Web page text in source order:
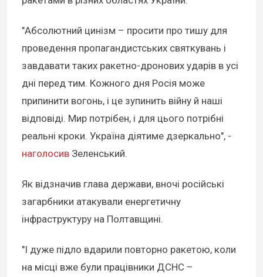
"Абсолютний цинізм – просити про тишу для
проведення пропагандистських святкувань і
завдавати таких ракетно-дронових ударів в усі
дні перед тим. Кожного дня Росія може
припинити вогонь, і це зупинить війну й наші
відповіді. Мир потрібен, і для цього потрібні
реальні кроки. Україна діятиме дзеркально", -
наголосив Зеленський.
Як відзначив глава держави, вночі російські
загарбники атакували енергетичну
інфраструктуру на Полтавщині.
"І дуже підло вдарили повторно ракетою, коли
на місці вже були працівники ДСНС –